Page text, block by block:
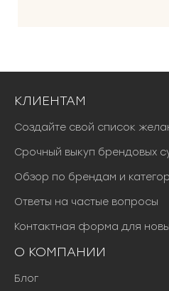
КЛИЕНТАМ
Создайте свой список
Срочный выкуп брендовых
Обзор по брендам и
Ответы на частые вопросы
Контактная форма для
О КОМПАНИИ
Блог